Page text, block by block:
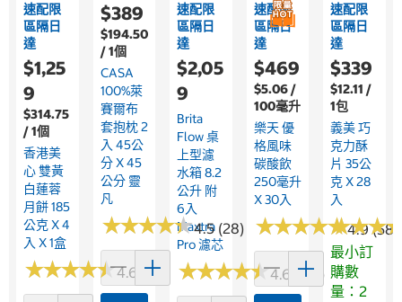
速配限
區隔日
達
$1,25
9
$314.75
/ 1個
香港美
心 雙黃
白蓮蓉
月餅 185
公克 X 4
入 X 1盒
★★★★★
★★★★★4.6 (28)
$389
$194.50
/ 1個
CASA
100%萊
賽爾布
套抱枕 2
入 45公
分 X 45
公分 靈
凡
★★★★★
★★★★★4.5 (28)
速配限
區隔日
達
$2,05
9
Brita
Flow 桌
上型濾
水箱 8.2
公升 附
6入
Maxtra
Pro 濾芯
★★★★★
★★★★★4.6 (154)
速配限
區隔日
達
$469
$5.06 /
100毫升
樂天 優
格風味
碳酸飲
250毫升
X 30入
★★★★★
★★★★★4.9
速配限
區隔日
達
$339
$12.11 /
1包
義美 巧
克力酥
片 35公
克 X 28
入
★★★
★★★
最小訂
購數
量：2